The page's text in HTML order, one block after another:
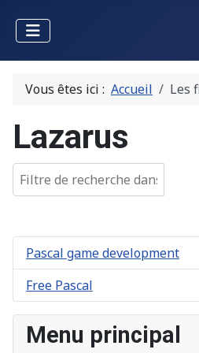
Vous êtes ici : Accueil Les
Lazarus
Champ de filtre
Pascal game development
Free Pascal
Menu principal